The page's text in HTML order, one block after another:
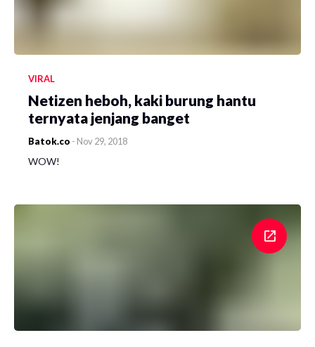
VIRAL
Netizen heboh, kaki burung hantu
ternyata jenjang banget
Batok.co - Nov 29, 2018
WOW!